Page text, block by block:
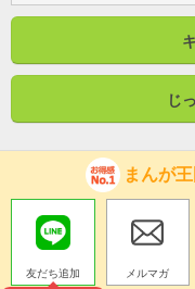
じ
まんが
友だち追加
メルマガ